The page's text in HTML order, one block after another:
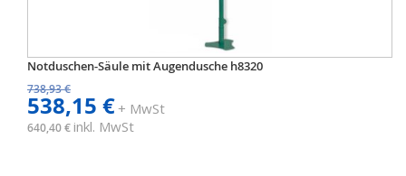
Notduschen-Säule mit Augendusche h8320
738,93 €
538,15 €+ MwSt
640,40 € inkl. MwSt